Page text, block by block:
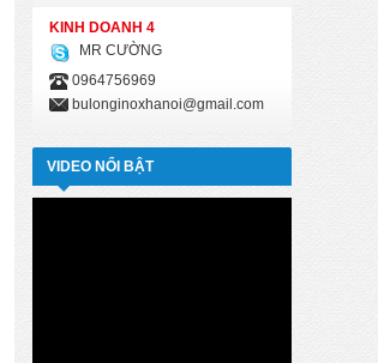
KINH DOANH 4
MR CƯỜNG
0964756969
bulonginoxhanoi@gmail.com
VIDEO NỔI BẬT